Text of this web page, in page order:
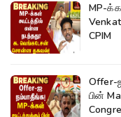
MP-
CPIM
Offer-
பின்